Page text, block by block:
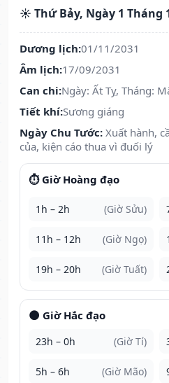
☀️ Thứ Bảy, Ngày 1 Tháng
Dương lịch:01/11/2031
Âm lịch:17/09/2031
Can chi:Ngày: Ất Tỵ, Tháng:
Tiết khí:Sương giáng
Ngày Chu Tước: Xuất hành,
của, kiện cáo thua vì đuối lý
⏱️ Giờ Hoàng đạo
1h – 2h (Giờ Sửu)
11h – 12h (Giờ Ngọ)
19h – 20h (Giờ Tuất)
🌑 Giờ Hắc đạo
23h – 0h (Giờ Tí)
5h – 6h (Giờ Mão)